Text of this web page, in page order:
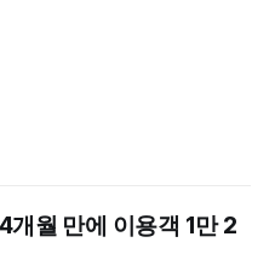
월 만에 이용객 1만 2